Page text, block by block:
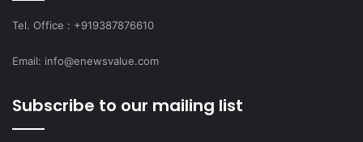
Tel. Office : +919387876610
Email: info@enewsvalue.com
Subscribe to our mailing list